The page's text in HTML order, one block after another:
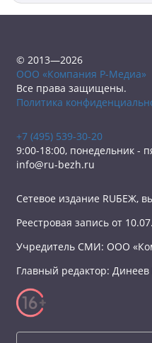
© 2013—2026
ООО «Компания Р-Медиа»
Все права защищены.
Политика
+7 (495) 539-30-20
9:00-18:00, понедельник -
info@ru-bezh.ru
Сетевое издание RUБЕЖ,
Реестровая запись от
Учредитель СМИ: ООО
Главный редактор: